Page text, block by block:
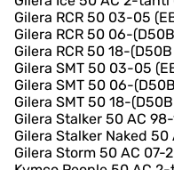
Gilera RCR 50 03-05
Gilera RCR 50 06-
Gilera RCR 50 18-
Gilera SMT 50 03-05
Gilera SMT 50 06-
Gilera SMT 50 18-
Gilera Stalker 50 AC
Gilera Stalker Naked
Gilera Storm 50 AC 07-